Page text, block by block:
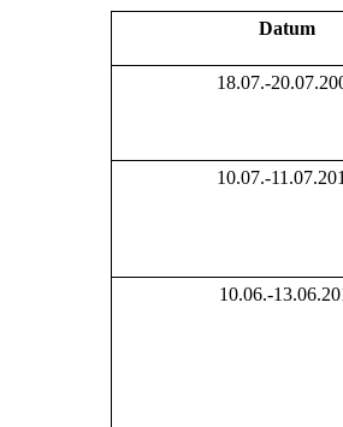
Datum
18.07.-
10.07.-
10.06.-